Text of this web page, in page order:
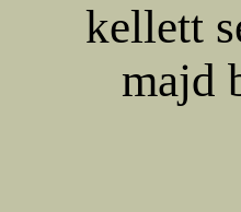
kellett
majd